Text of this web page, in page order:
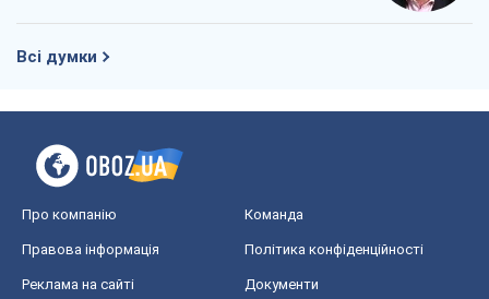
Всі думки
Про компанію Команда
Правова інформація Політика конфіденційності
Реклама на сайті Документи